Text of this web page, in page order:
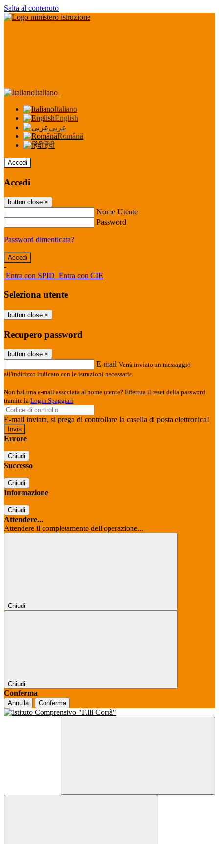
Salta al contenuto
Italiano
Italiano
English
عربى
Română
हिंदी
Accedi
Accedi
button close ×
Nome Utente
Password
Password dimenticata?
-
Entra con SPID Entra con CIE
Seleziona utente
button close ×
Recupero password
button close ×
E-mail Verrà inviato un messaggio
all'indirizzo indicato con le istruzioni necessarie.
Non hai una e-mail associata al nome utente? Effettua il reset della password
tramite la Login Spaggiari
E-mail inviata, si prega di controllare la casella di posta elettronica!
Errore
Chiudi
Successo
Chiudi
Informazione
Chiudi
Attendere...
Attendere il completamento dell'operazione...
Chiudi
Chiudi
Conferma
Annulla Conferma